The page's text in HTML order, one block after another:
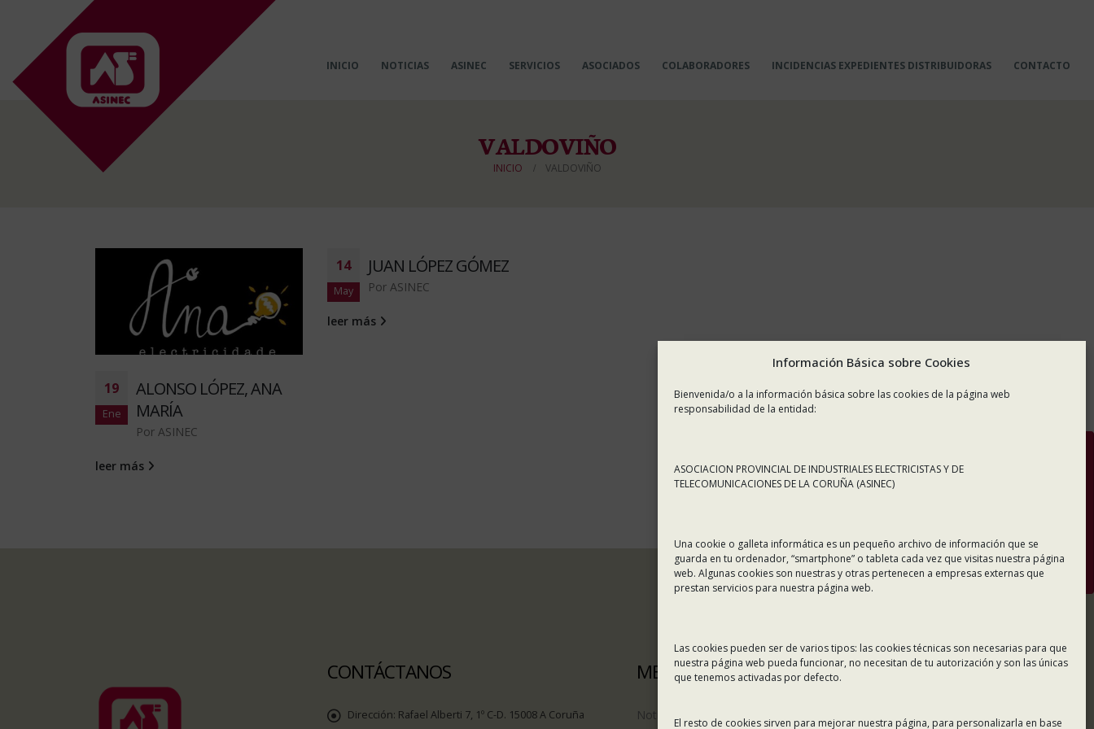
Información Básica sobre Cookies
Bienvenida/o a la información básica sobre las cookies de la página web
responsabilidad de la entidad:
ASOCIACION PROVINCIAL DE INDUSTRIALES ELECTRICISTAS Y DE
TELECOMUNICACIONES DE LA CORUÑA (ASINEC)
Una cookie o galleta informática es un pequeño archivo de información que se
guarda en tu ordenador, “smartphone” o tableta cada vez que visitas nuestra página
web. Algunas cookies son nuestras y otras pertenecen a empresas externas que
prestan servicios para nuestra página web.
Las cookies pueden ser de varios tipos: las cookies técnicas son necesarias para que
nuestra página web pueda funcionar, no necesitan de tu autorización y son las únicas
que tenemos activadas por defecto.
El resto de cookies sirven para mejorar nuestra página, para personalizarla en base
INICIO NOTICIAS ASINEC SERVICIOS ASOCIADOS COLABORADORES INCIDENCIAS EXPEDIENTES DISTRIBUIDORAS CONTACTO
VALDOVIÑO
INICIO VALDOVIÑO
19
Ene
ALONSO LÓPEZ, ANA
MARÍA
Por ASINEC
leer más
14
May
JUAN LÓPEZ GÓMEZ
Por ASINEC
leer más
CONTÁCTANOS
Dirección: Rafael Alberti 7, 1º C-D. 15008 A Coruña
MENÚ
Noticias Tablón de Anuncios